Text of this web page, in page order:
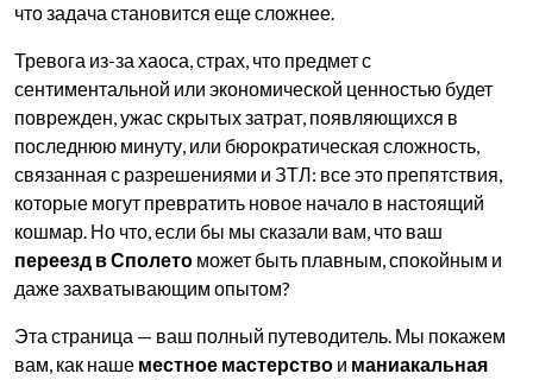
что задача становится еще сложнее.
Тревога из-за хаоса, страх, что предмет с
сентиментальной или экономической ценностью будет
поврежден, ужас скрытых затрат, появляющихся в
последнюю минуту, или бюрократическая сложность,
связанная с разрешениями и ЗТЛ: все это препятствия,
которые могут превратить новое начало в настоящий
кошмар. Но что, если бы мы сказали вам, что ваш
переезд в Сполето может быть плавным, спокойным и
даже захватывающим опытом?
Эта страница — ваш полный путеводитель. Мы покажем
вам, как наше местное мастерство и маниакальная